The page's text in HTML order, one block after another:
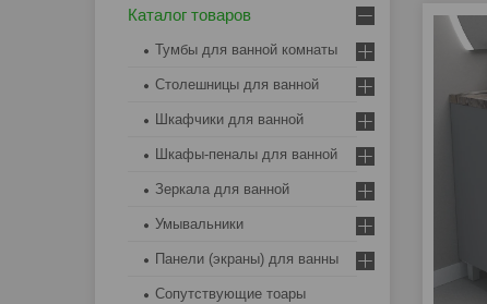
Каталог товаров
Тумбы для ванной комнаты
Столешницы для ванной
Шкафчики для ванной
Шкафы-пеналы для ванной
Зеркала для ванной
Умывальники
Панели (экраны) для ванны
Сопутствующие тоары